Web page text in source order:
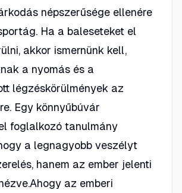
népszerűsége ellenére
Ha a baleseteket el
akkor ismernünk kell,
a nyomás és a
légzéskörülmények az
Egy könnyűbúvár
foglalkozó tanulmány
a legnagyobb veszélyt
hanem az ember jelenti
az emberi